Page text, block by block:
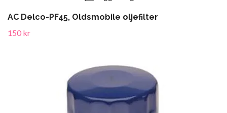
AC Delco-PF45, Oldsmobile oljefilter
150 kr